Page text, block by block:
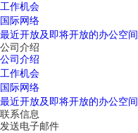
工作机会
国际网络
最近开放及即将开放的办公空间
公司介绍
公司介绍
工作机会
国际网络
最近开放及即将开放的办公空间
联系信息
发送电子邮件